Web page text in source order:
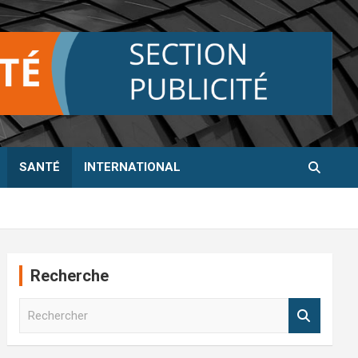
SANTÉ INTERNATIONAL
Recherche